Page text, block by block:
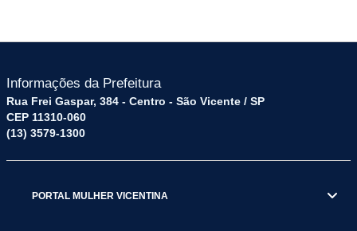
Informações da Prefeitura
Rua Frei Gaspar, 384 - Centro - São Vicente / SP
CEP 11310-060
(13) 3579-1300
PORTAL MULHER VICENTINA